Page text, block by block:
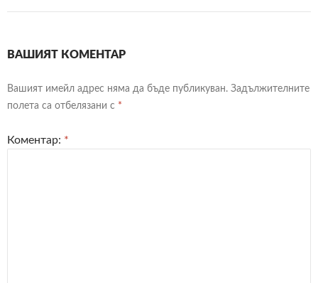
ВАШИЯТ КОМЕНТАР
Вашият имейл адрес няма да бъде публикуван. Задължителните
полета са отбелязани с *
Коментар: *